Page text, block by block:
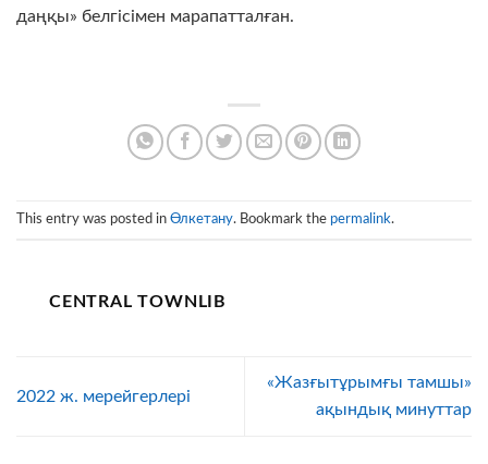
даңқы» белгісімен марапатталған.
This entry was posted in Өлкетану. Bookmark the permalink.
CENTRAL TOWNLIB
2022 ж. мерейгерлері
«Жазғытұрымғы тамшы»
ақындық минуттар